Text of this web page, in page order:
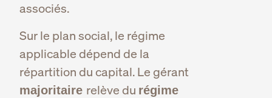
associés.
Sur le plan social, le régime
applicable dépend de la
répartition du capital. Le gérant
majoritaire relève du régime